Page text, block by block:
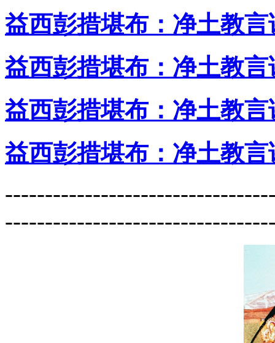
益西彭措堪布：净土教
益西彭措堪布：净土教
益西彭措堪布：净土教
益西彭措堪布：净土教